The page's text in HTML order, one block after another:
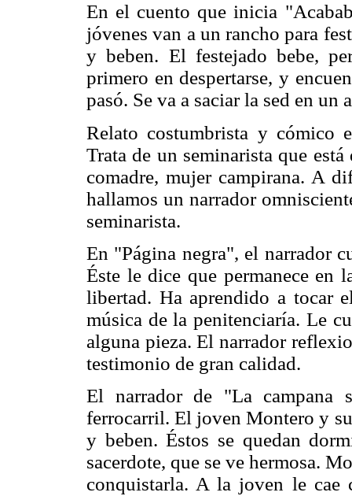
En el cuento que inicia
jóvenes van a un rancho para
y beben. El festejado bebe,
primero en despertarse, y
pasó. Se va a saciar la sed en un
Relato costumbrista y cómico
Trata de un seminarista que
comadre, mujer campirana. A
hallamos un narrador
seminarista.
En "Página negra", el narrador
Éste le dice que permanece en
libertad. Ha aprendido a tocar
música de la penitenciaría. Le
alguna pieza. El narrador
testimonio de gran calidad.
El narrador de "La campana
ferrocarril. El joven Montero y
y beben. Éstos se quedan
sacerdote, que se ve hermosa.
conquistarla. A la joven le cae